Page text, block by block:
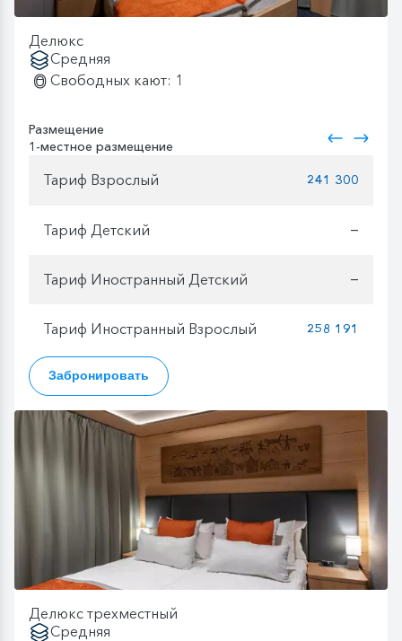
Делюкс
Средняя
Свободных кают: 1
Размещение
1-местное размещение
Тариф Взрослый 241 300
Тариф Детский —
Тариф Иностранный Детский —
Тариф Иностранный Взрослый 258 191
Забронировать
Делюкс трехместный
Средняя